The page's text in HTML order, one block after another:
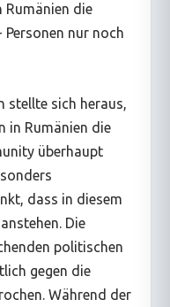
die
Personen nur noch
stellte sich heraus,
in Rumänien die
überhaupt
dass in diesem
Die
politischen
gegen die
Während der